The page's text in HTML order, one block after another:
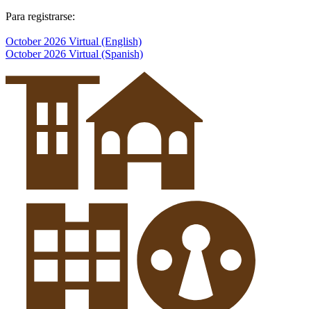
Para registrarse:
October 2026 Virtual (English)
October 2026 Virtual (Spanish)